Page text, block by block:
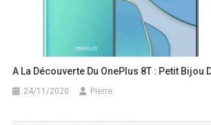
A La Découverte Du OnePlus 8T : Petit Bijou
24/11/2020 Pierre